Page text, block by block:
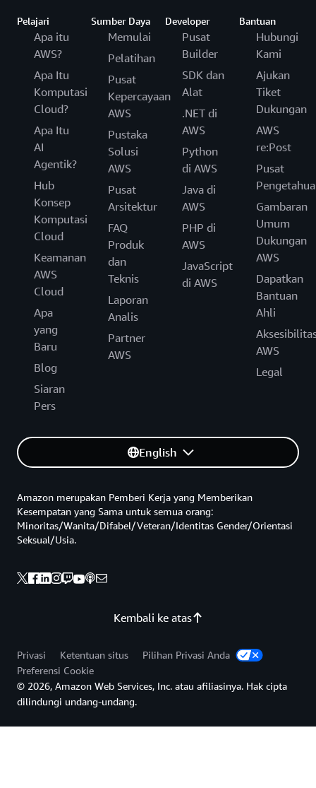
Pelajari
Apa itu
AWS?
Apa Itu
Komputasi
Cloud?
Apa Itu
AI
Agentik?
Hub
Konsep
Komputasi
Cloud
Keamanan
AWS
Cloud
Apa
yang
Baru
Blog
Siaran
Pers
Sumber Daya
Memulai
Pelatihan
Pusat
Kepercayaan
AWS
Pustaka
Solusi
AWS
Pusat
Arsitektur
FAQ
Produk
dan
Teknis
Laporan
Analis
Partner
AWS
Developer
Pusat
Builder
SDK dan
Alat
.NET di
AWS
Python
di AWS
Java di
AWS
PHP di
AWS
JavaScript
di AWS
Bantuan
Hubungi
Kami
Ajukan
Tiket
Dukungan
AWS
re:Post
Pusat
Gambaran
Umum
Dukungan
AWS
Dapatkan
Bantuan
Ahli
AWS
Legal
English
Kembali ke atas
Amazon merupakan Pemberi Kerja yang Memberikan
Kesempatan yang Sama untuk semua orang:
Minoritas/Wanita/Difabel/Veteran/Identitas Gender/Orientasi
Seksual/Usia.
Privasi Ketentuan situs
Pilihan Privasi Anda
Preferensi Cookie
© 2026, Amazon Web Services, Inc. atau afiliasinya. Hak cipta
dilindungi undang-undang.